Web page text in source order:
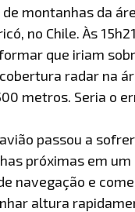
montanhas da
no Chile. Às
que iriam
radar na
metros. Seria o
passou a
próximas em
navegação e
altura